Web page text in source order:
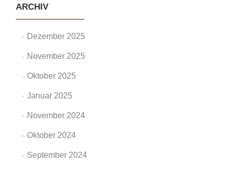
ARCHIV
Dezember 2025
November 2025
Oktober 2025
Januar 2025
November 2024
Oktober 2024
September 2024